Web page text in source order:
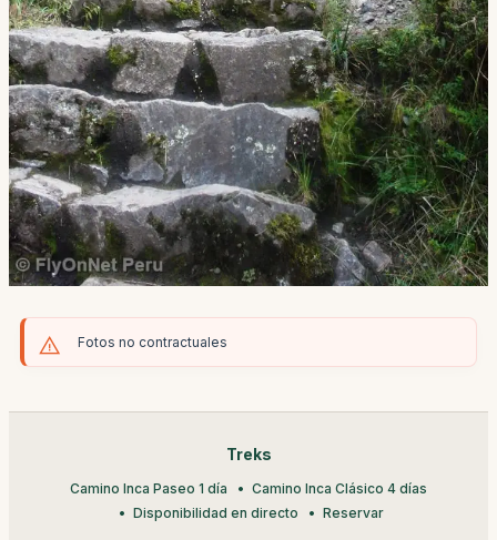
Fotos no contractuales
Treks
Camino Inca Paseo 1 día
Camino Inca Clásico 4 días
Disponibilidad en directo
Reservar